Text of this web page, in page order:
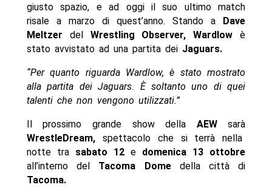
giusto spazio, e ad oggi il suo ultimo match
risale a marzo di quest’anno. Stando a
Dave
Meltzer del Wrestling Observer, Wardlow è
stato avvistato ad una partita dei Jaguars.
“Per quanto riguarda Wardlow, è stato mostrato
alla partita dei Jaguars. È soltanto uno di quei
talenti che non vengono utilizzati.”
Il prossimo grande show della AEWsarà
WrestleDream, spettacolo che si terrà nella
notte tra sabato 12e domenica 13 ottobre
all’interno del Tacoma Domedella città di
Tacoma.